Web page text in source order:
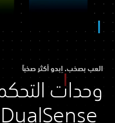
العب بصخب. اِبدو أكثر صخباً
وحدات